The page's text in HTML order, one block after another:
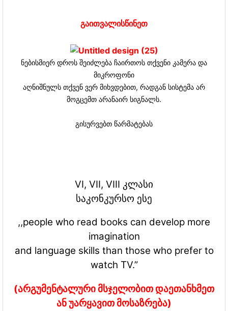
გაითვალისწინეთ
ნებისმიერ დროს შეიძლება ჩაირთოს თქვენი კამერა და
მიკროფონი
აღნიშნულს თქვენ ვერ მიხვდებით, რადგან სისტემა არ
მოგცემთ არანაირ სიგნალს.
გისურვებთ წარმატებას
VI, VII, VIII კლასი
საკონკურსო ესე
,,people who read books can develop more
imagination
and language skills than those who prefer to
watch TV.”
(არგუმენტალური მსჯელობით დაეთანხმეთ
ან უარყავით მოსაზრება)